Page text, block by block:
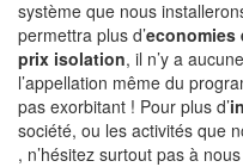
système que nous
permettra plus d’economies
prix isolation, il n’y a
l’appellation même du
pas exorbitant ! Pour plus d’
société, ou les activités que
, n’hésitez surtout pas à